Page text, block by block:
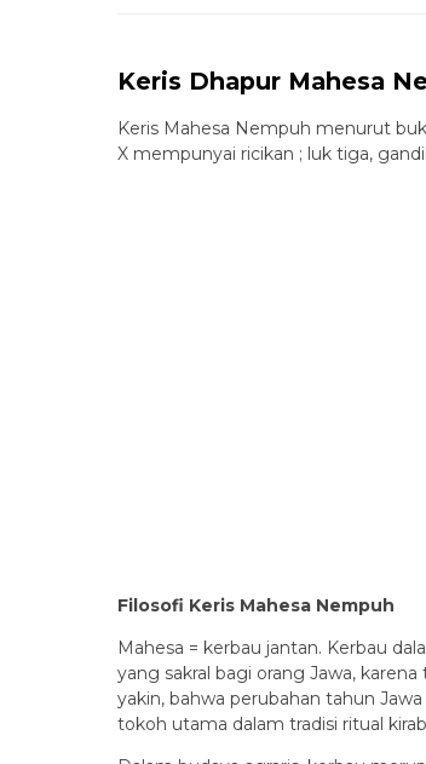
Keris Dhapur Mahesa
Keris Mahesa Nempuh menurut
X mempunyai ricikan ; luk tiga,
Filosofi Keris Mahesa Nempuh
Mahesa = kerbau jantan. Kerbau
yang sakral bagi orang Jawa,
yakin, bahwa perubahan tahun
tokoh utama dalam tradisi ritual